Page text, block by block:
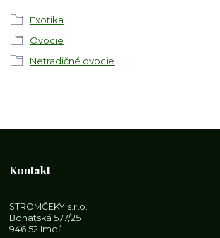
Exotika
Ovocie
Netradičné ovocie
Kontakt
STROMČEKY s.r.o.
Bohatská 577/25
946 52 Imeľ